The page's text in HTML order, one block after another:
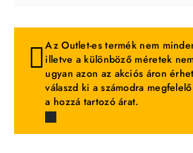
Az Outlet-es termék nem
illetve a különböző méretek
ugyan azon az akciós áron
válaszd ki a számodra
a hozzá tartozó árat.